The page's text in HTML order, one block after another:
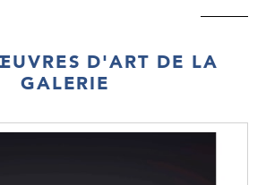
D'ART DE LA
GALERIE